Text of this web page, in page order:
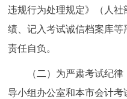
违规行为处理规定》（人
绩、记入考试诚信档案库
责任自负。
（二）为严肃考试纪
导小组办公室和本市会计